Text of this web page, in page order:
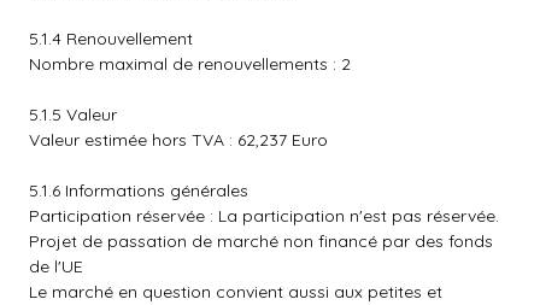
5.1.4 Renouvellement
Nombre maximal de renouvellements : 2
5.1.5 Valeur
Valeur estimée hors TVA : 62,237 Euro
5.1.6 Informations générales
Participation réservée : La participation n'est pas réservée.
Projet de passation de marché non financé par des fonds
de l'UE
Le marché en question convient aussi aux petites et